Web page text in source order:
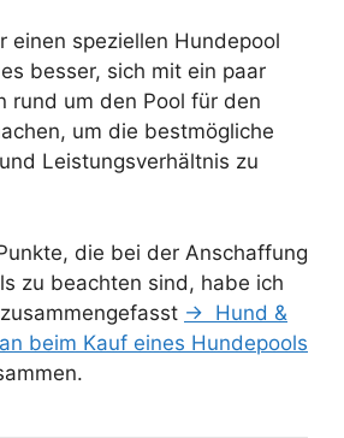
einen speziellen Hundepool
besser, sich mit ein paar
rund um den Pool für den
um die bestmögliche
Leistungsverhältnis zu
die bei der Anschaffung
zu beachten sind, habe ich
→ Hund &
beim Kauf eines Hundepools